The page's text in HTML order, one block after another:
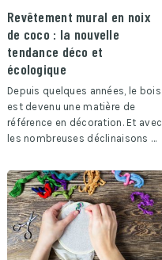
Revêtement mural en noix
de coco : la nouvelle
tendance déco et
écologique
Depuis quelques années, le bois
est devenu une matière de
référence en décoration. Et avec
les nombreuses déclinaisons …